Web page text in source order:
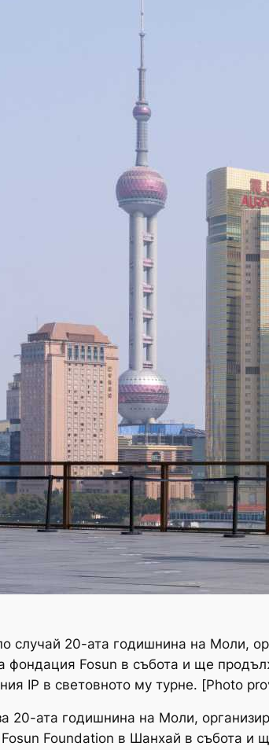
случай 20-ата годишнина на Моли,
фондация Fosun в събота и ще
IP в световното му турне. [Photo
20-ата годишнина на Моли,
Fosun Foundation в Шанхай в събота и